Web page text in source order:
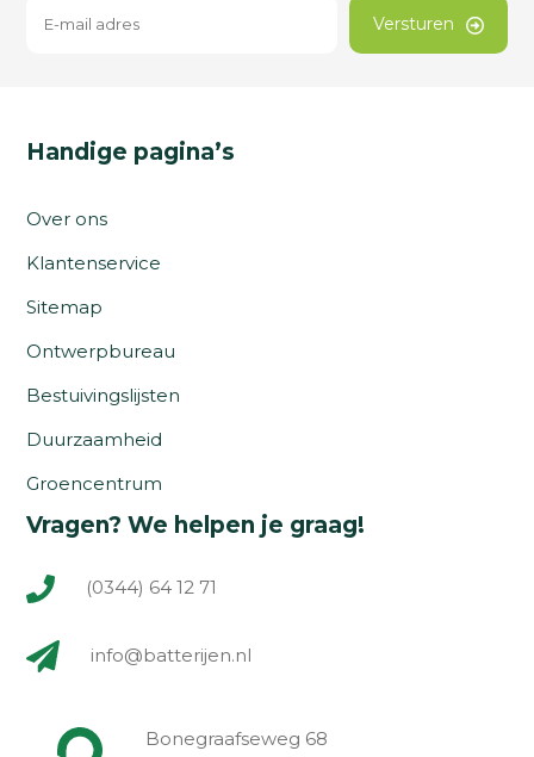
Versturen
Handige pagina’s
Over ons
Klantenservice
Sitemap
Ontwerpbureau
Bestuivingslijsten
Duurzaamheid
Groencentrum
Vragen? We helpen je graag!
(0344) 64 12 71
info@batterijen.nl
Bonegraafseweg 68